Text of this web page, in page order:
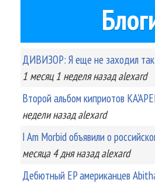
ДИВИЗОР: Я еще не заходил так
1 месяц 1 неделяназад alexard
Второй альбом киприотов
неделиназад alexard
I Am Morbid объявили о
месяца 4 дняназад alexard
Дебютный EP американцев